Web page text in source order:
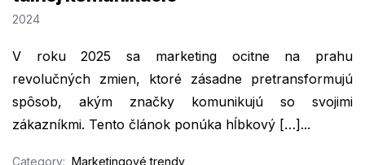
2024
V roku 2025 sa marketing ocitne na prahu
revolučných zmien, ktoré zásadne pretransformujú
spôsob, akým značky komunikujú so svojimi
zákazníkmi. Tento článok ponúka hĺbkový […]...
Category: Marketingové trendy